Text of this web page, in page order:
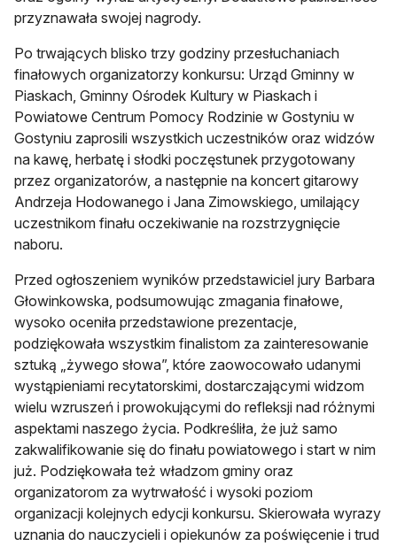
przyznawała swojej nagrody.
Po trwających blisko trzy godziny przesłuchaniach
finałowych organizatorzy konkursu: Urząd Gminny w
Piaskach, Gminny Ośrodek Kultury w Piaskach i
Powiatowe Centrum Pomocy Rodzinie w Gostyniu w
Gostyniu zaprosili wszystkich uczestników oraz widzów
na kawę, herbatę i słodki poczęstunek przygotowany
przez organizatorów, a następnie na koncert gitarowy
Andrzeja Hodowanego i Jana Zimowskiego, umilający
uczestnikom finału oczekiwanie na rozstrzygnięcie
naboru.
Przed ogłoszeniem wyników przedstawiciel jury Barbara
Głowinkowska, podsumowując zmagania finałowe,
wysoko oceniła przedstawione prezentacje,
podziękowała wszystkim finalistom za zainteresowanie
sztuką „żywego słowa”, które zaowocowało udanymi
wystąpieniami recytatorskimi, dostarczającymi widzom
wielu wzruszeń i prowokującymi do refleksji nad różnymi
aspektami naszego życia. Podkreśliła, że już samo
zakwalifikowanie się do finału powiatowego i start w nim
już. Podziękowała też władzom gminy oraz
organizatorom za wytrwałość i wysoki poziom
organizacji kolejnych edycji konkursu. Skierowała wyrazy
uznania do nauczycieli i opiekunów za poświęcenie i trud